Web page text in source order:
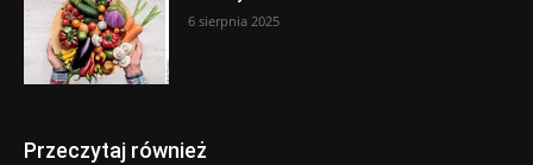
6 sierpnia 2025
Przeczytaj również